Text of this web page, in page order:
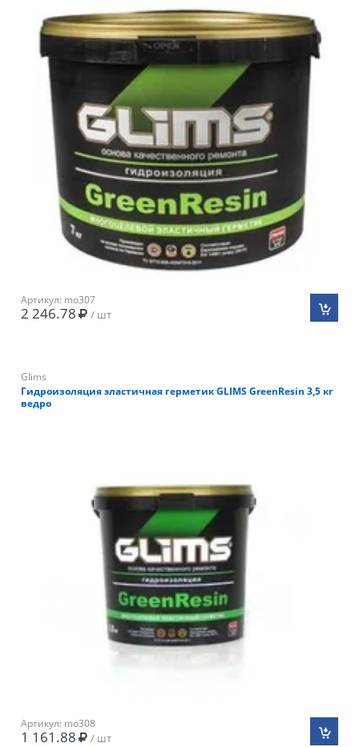
Артикул: mo307
2 246.78 / шт
Glims
Гидроизоляция эластичная герметик GLIMS GreenResin 3,5 кг
ведро
Артикул: mo308
1 161.88 / шт